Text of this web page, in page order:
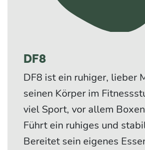
DF8
DF8 ist ein ruhiger, lieber
seinen Körper im
viel Sport, vor allem
Führt ein ruhiges und
Bereitet sein eigenes